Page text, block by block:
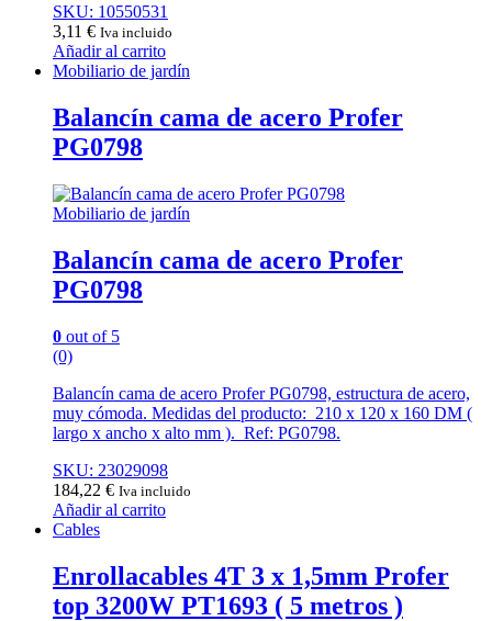
SKU: 10550531
3,11 € Iva incluido
Añadir al carrito
Mobiliario de jardín
Balancín cama de acero Profer
PG0798
Mobiliario de jardín
Balancín cama de acero Profer
PG0798
0 out of 5
(0)
Balancín cama de acero Profer PG0798, estructura de acero,
muy cómoda. Medidas del producto: 210 x 120 x 160 DM (
largo x ancho x alto mm ). Ref: PG0798.
SKU: 23029098
184,22 € Iva incluido
Añadir al carrito
Cables
Enrollacables 4T 3 x 1,5mm Profer
top 3200W PT1693 ( 5 metros )